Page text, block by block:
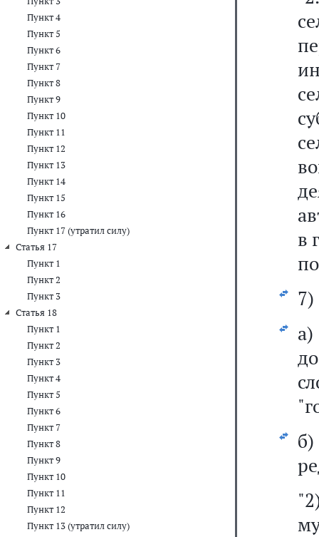
Пункт 4
Пункт 5
Пункт 6
Пункт 7
Пункт 8
Пункт 9
Пункт 10
Пункт 11
Пункт 12
Пункт 13
Пункт 14
Пункт 15
Пункт 16
Пункт 17 (утратил силу)
Статья 17
Пункт 1
Пункт 2
Пункт 3
Статья 18
Пункт 1
Пункт 2
Пункт 3
Пункт 4
Пункт 5
Пункт 6
Пункт 7
Пункт 8
Пункт 9
Пункт 10
Пункт 11
Пункт 12
Пункт 13 (утратил силу)
в